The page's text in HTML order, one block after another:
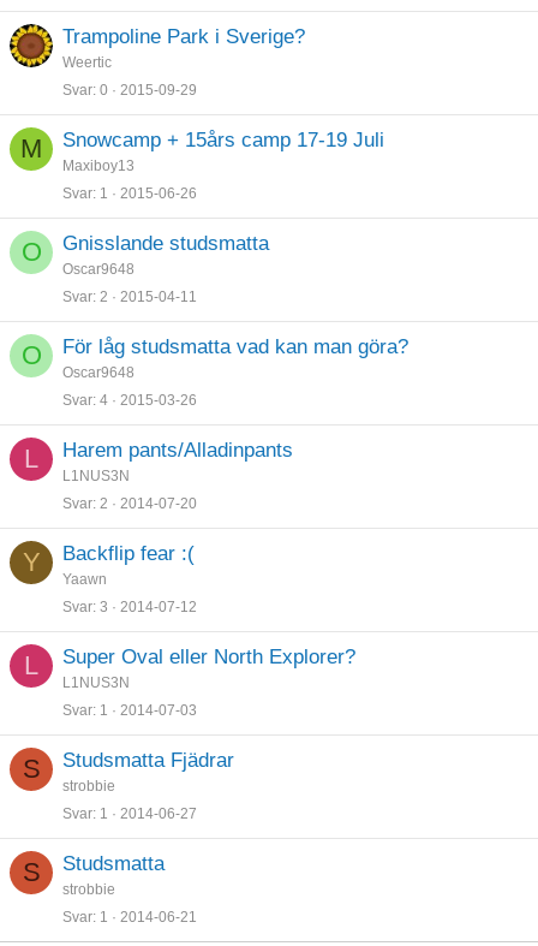
Trampoline Park i Sverige?
Weertic
Svar 0 2015-09-29
M Snowcamp + 15års camp 17-19 Juli
Maxiboy13
Svar 1 2015-06-26
O Gnisslande studsmatta
Oscar9648
Svar 2 2015-04-11
O För låg studsmatta vad kan man göra?
Oscar9648
Svar 4 2015-03-26
L Harem pants/Alladinpants
L1NUS3N
Svar 2 2014-07-20
Y Backflip fear :(
Yaawn
Svar 3 2014-07-12
L Super Oval eller North Explorer?
L1NUS3N
Svar 1 2014-07-03
S Studsmatta Fjädrar
strobbie
Svar 1 2014-06-27
S Studsmatta
strobbie
Svar 1 2014-06-21